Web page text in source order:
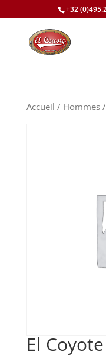
+32
Accueil / Hommes/
El